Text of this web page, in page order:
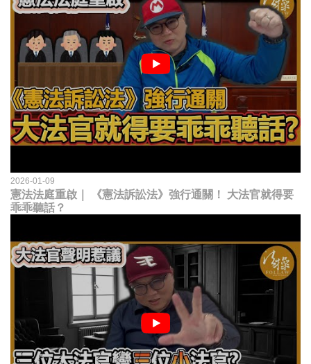
2026-01-09
憲法法庭重啟｜ 《憲法訴訟法》強行通關！ 大法官就得要
乖乖聽話？